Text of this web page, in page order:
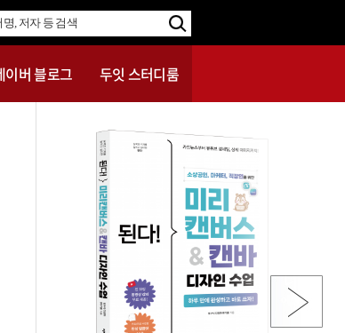
이버 블로그 두잇 스터디룸